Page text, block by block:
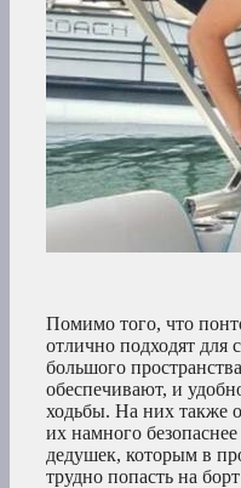
Помимо того, что
отлично подходят для
большого
обеспечивают, и
ходьбы. На них также
их намного
дедушек, которым в
трудно попасть на